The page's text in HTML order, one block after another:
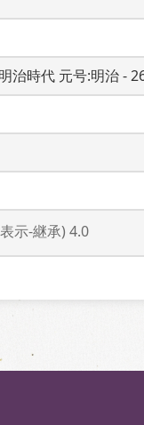
治時代 元号:明治 -
示-継承) 4.0